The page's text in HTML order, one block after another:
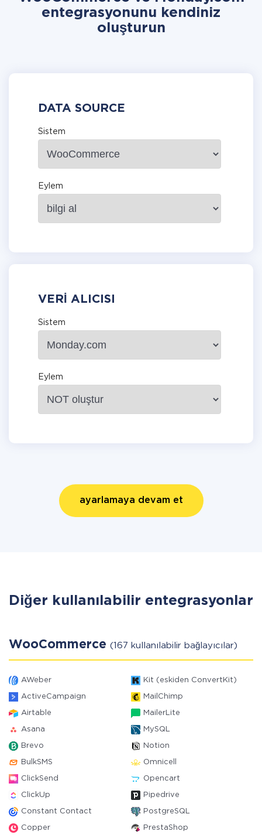
entegrasyonunu kendiniz
oluşturun
DATA SOURCE
Sistem
Eylem
VERI ALICISI
Sistem
Eylem
ayarlamaya devam et
Diğer kullanılabilir entegrasyonlar
WooCommerce (167 kullanılabilir bağlayıcılar)
AWeber Kit (eskiden ConvertKit)
ActiveCampaign MailChimp
Airtable MailerLite
Asana MySQL
Brevo Notion
BulkSMS Omnicell
ClickSend Opencart
ClickUp Pipedrive
Constant Contact PostgreSQL
Copper PrestaShop